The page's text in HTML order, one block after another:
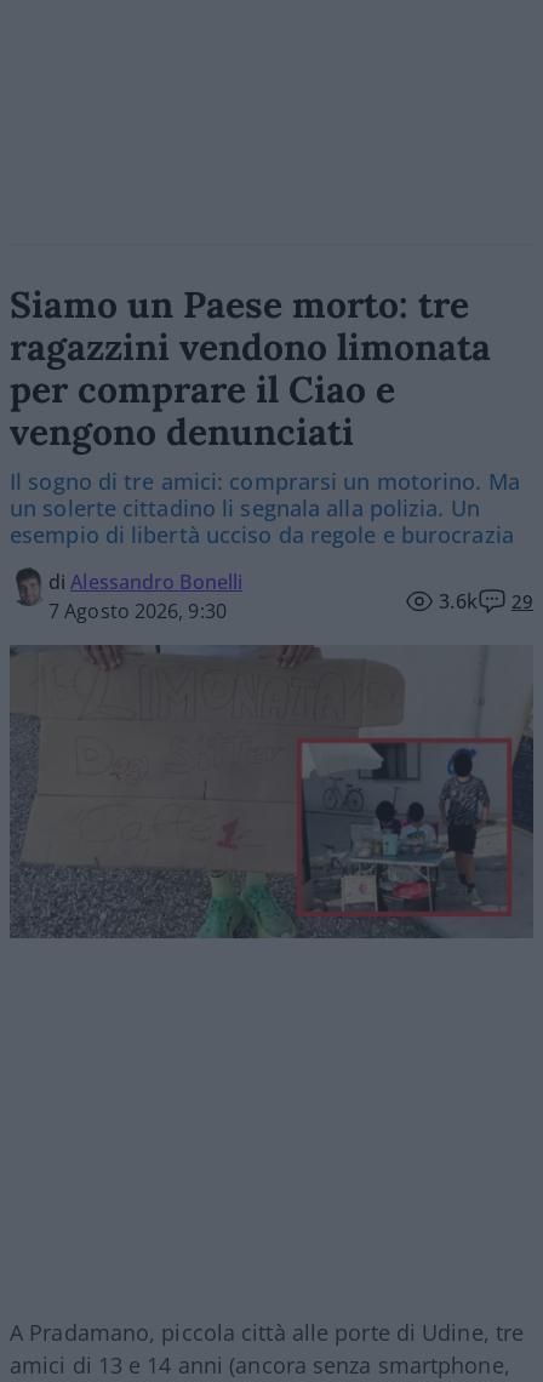
Siamo un Paese morto: tre
ragazzini vendono limonata
per comprare il Ciao e
vengono denunciati
Il sogno di tre amici: comprarsi un motorino. Ma
un solerte cittadino li segnala alla polizia. Un
esempio di libertà ucciso da regole e burocrazia
diAlessandro Bonelli
7 Agosto 2026, 9:30
3.6k 29
A Pradamano, piccola città alle porte di Udine, tre
amici di 13 e 14 anni (ancora senza smartphone,